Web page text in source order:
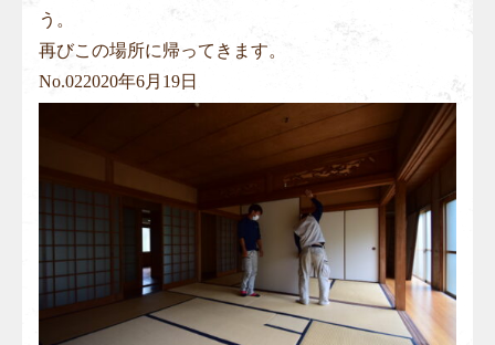
う。
再びこの場所に帰ってきます。
No.022020年6月19日